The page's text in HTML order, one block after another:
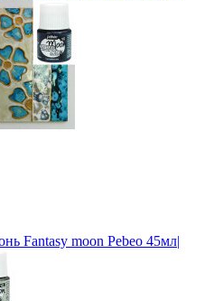
Fantasy moon Pebeo 45мл|